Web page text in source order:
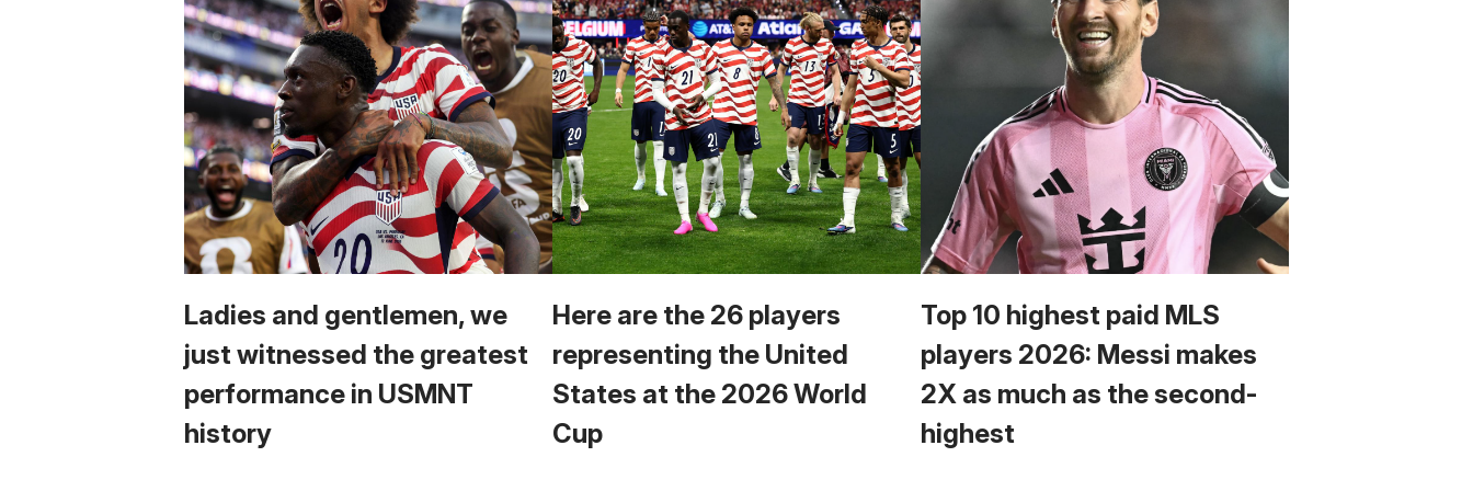
Ladies and gentlemen, we
just witnessed the greatest
performance in USMNT
history
Here are the 26 players
representing the United
States at the 2026 World
Cup
Top 10 highest paid MLS
players 2026: Messi makes
2X as much as the second-
highest